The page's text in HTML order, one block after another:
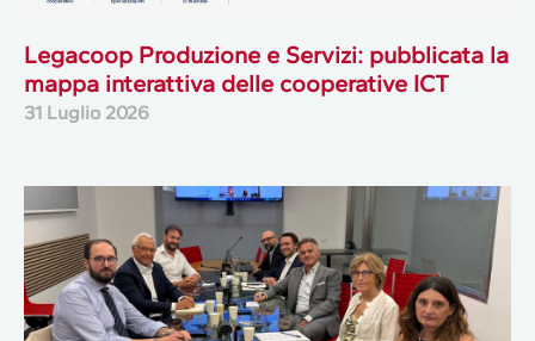
Legacoop Produzione e Servizi: pubblicata la
mappa interattiva delle cooperative ICT
31 Luglio 2026